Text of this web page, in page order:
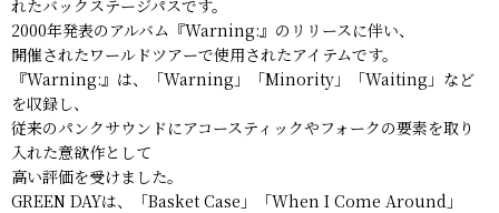
れたバックステージパスです。
2000年発表のアルバム『Warning:』のリリースに伴い、
開催されたワールドツアーで使用されたアイテムです。
『Warning:』は、「Warning」「Minority」「Waiting」など
を収録し、
従来のパンクサウンドにアコースティックやフォークの要素を取り
入れた意欲作として
高い評価を受けました。
GREEN DAYは、「Basket Case」「When I Come Around」